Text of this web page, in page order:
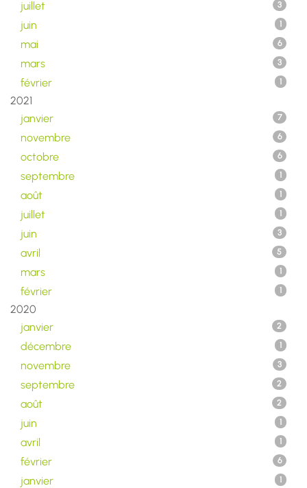
juillet 3
juin 1
mai 6
mars 3
février 1
2021
janvier
7
novembre 6
octobre 6
septembre 1
août 1
juillet 1
juin 3
avril 5
mars 1
février 1
2020
janvier
2
décembre 1
novembre 3
septembre 2
août 2
juin 1
avril 1
février 6
janvier 1